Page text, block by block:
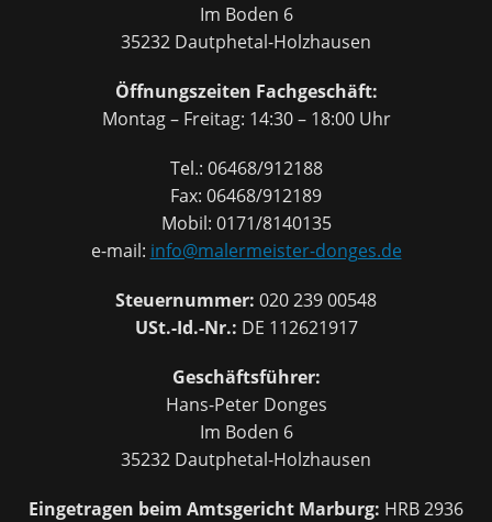
Im Boden 6
35232 Dautphetal-Holzhausen
Öffnungszeiten Fachgeschäft:
Montag – Freitag: 14:30 – 18:00 Uhr
Tel.: 06468/912188
Fax: 06468/912189
Mobil: 0171/8140135
e-mail: info@malermeister-donges.de
Steuernummer: 020 239 00548
USt.-Id.-Nr.: DE 112621917
Geschäftsführer:
Hans-Peter Donges
Im Boden 6
35232 Dautphetal-Holzhausen
Eingetragen beim Amtsgericht Marburg: HRB 2936